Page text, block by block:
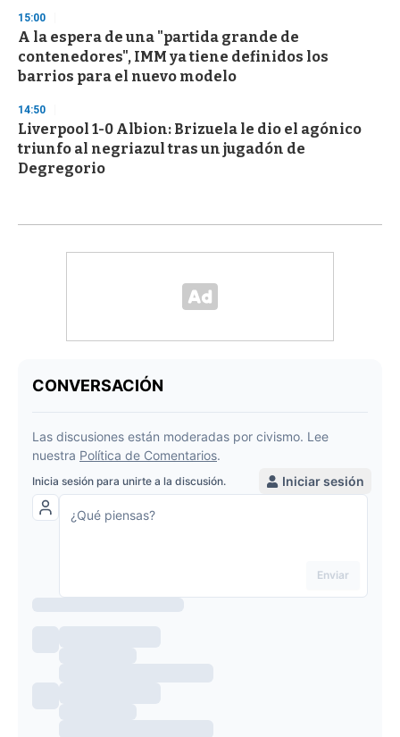
15:00
A la espera de una "partida grande de
contenedores", IMM ya tiene definidos los
barrios para el nuevo modelo
14:50
Liverpool 1-0 Albion: Brizuela le dio el agónico
triunfo al negriazul tras un jugadón de
Degregorio